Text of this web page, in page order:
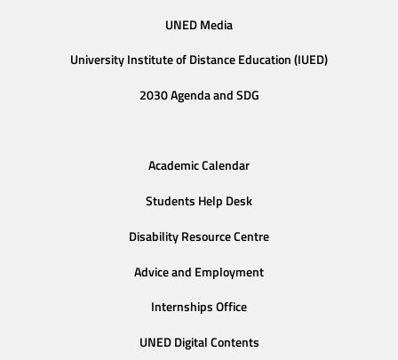
UNED Media
University Institute of Distance Education (IUED)
2030 Agenda and SDG
Academic Calendar
Students Help Desk
Disability Resource Centre
Advice and Employment
Internships Office
UNED Digital Contents